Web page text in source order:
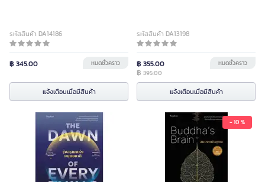
รหัสสินค้า DA14186
฿ 345.00 หมดชั่วคราว
แจ้งเตือนเมื่อมีสินค้า
รหัสสินค้า DA13198
฿ 355.00
฿ 395.00
หมดชั่วคราว
แจ้งเตือนเมื่อมีสินค้า
- 10 %